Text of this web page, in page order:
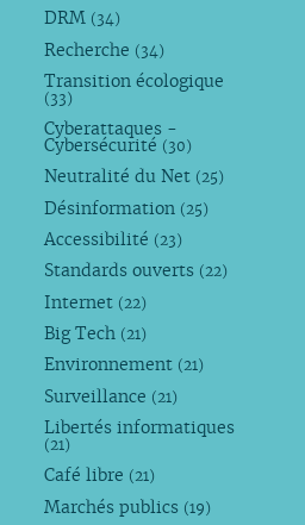
mars
février
janvier
mai
avril
mars
février
janvier
mars
février
janvier
DRM (34)
Recherche (34)
Transition écologique
(33)
Cyberattaques -
Cybersécurité (30)
Neutralité du Net (25)
Désinformation (25)
Accessibilité (23)
Standards ouverts (22)
Internet (22)
Big Tech (21)
Environnement (21)
Surveillance (21)
Libertés informatiques
(21)
Café libre (21)
Marchés publics (19)